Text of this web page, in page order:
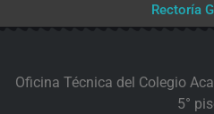
Rectoría
Oficina Técnica del Colegio
5°